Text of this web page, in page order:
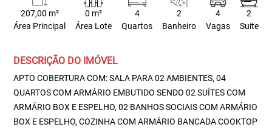
207,00 m²
Área Principal
0 m²
Área Lote
4
Quartos
2
Banheiro
4
Vagas
2
Suite
DESCRIÇÃO DO IMÓVEL
APTO COBERTURA COM: SALA PARA 02 AMBIENTES, 04
QUARTOS COM ARMÁRIO EMBUTIDO SENDO 02 SUÍTES COM
ARMÁRIO BOX E ESPELHO, 02 BANHOS SOCIAIS COM ARMÁRIO
BOX E ESPELHO, COZINHA COM ARMÁRIO BANCADA COOKTOP